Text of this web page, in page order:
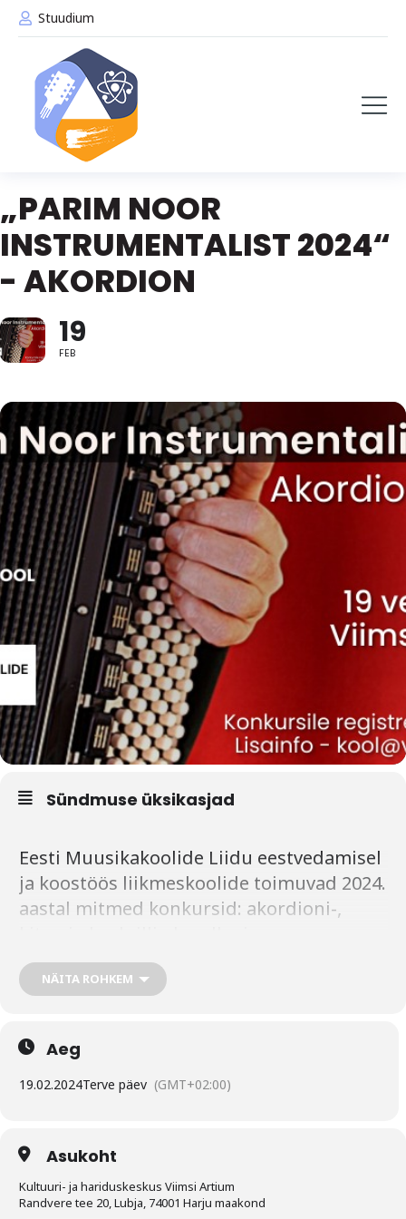
Stuudium
„PARIM NOOR
INSTRUMENTALIST 2024“
- AKORDION
19
FEB
Sündmuse üksikasjad
Eesti Muusikakoolide Liidu eestvedamisel
ja koostöös liikmeskoolide toimuvad 2024.
aastal mitmed konkursid: akordioni-,
löökpilliõpilastele. Parim Noor
Instrumentalist nime kandva konkursi
toimub juba 19.veebruaril Viimsi
Artiumis.
kaheastmelisena: regionaalne voor ja
erineva karakteriga teost. Üks teos valida
NÄITA ROHKEM
Aeg
19.02.2024Terve päev (GMT+02:00)
Asukoht
Kultuuri- ja hariduskeskus Viimsi Artium
Randvere tee 20, Lubja, 74001 Harju maakond